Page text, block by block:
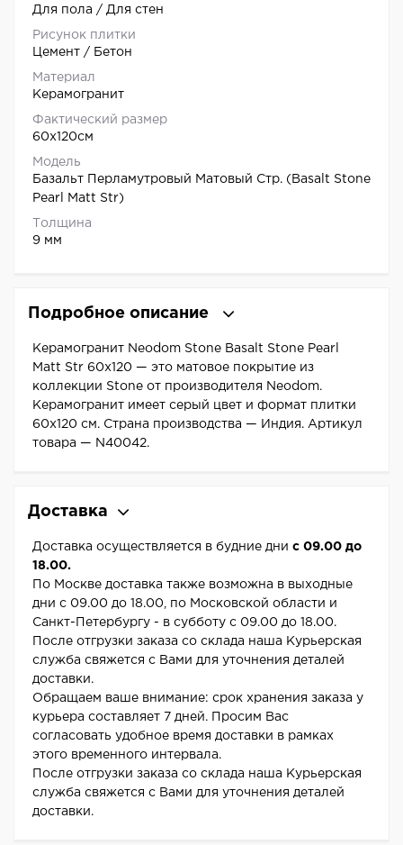
Для пола / Для стен
Рисунок плитки
Цемент / Бетон
Материал
Керамогранит
Фактический размер
60x120см
Модель
Базальт Перламутровый Матовый Стр. (Basalt Stone
Pearl Matt Str)
Толщина
9 мм
Подробное описание
Керамогранит Neodom Stone Basalt Stone Pearl
Matt Str 60x120 — это матовое покрытие из
коллекции Stone от производителя Neodom.
Керамогранит имеет серый цвет и формат плитки
60x120 см. Страна производства — Индия. Артикул
товара — N40042.
Доставка
Доставка осуществляется в будние дни с 09.00 до
18.00.
По Москве доставка также возможна в выходные
дни с 09.00 до 18.00, по Московской области и
Санкт-Петербургу - в субботу с 09.00 до 18.00.
После отгрузки заказа со склада наша Курьерская
служба свяжется с Вами для уточнения деталей
доставки.
Обращаем ваше внимание: срок хранения заказа у
курьера составляет 7 дней. Просим Вас
согласовать удобное время доставки в рамках
этого временного интервала.
После отгрузки заказа со склада наша Курьерская
служба свяжется с Вами для уточнения деталей
доставки.